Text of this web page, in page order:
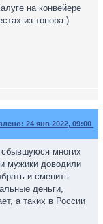
на конвейере
из топора )
24 янв 2022, 09:00
многих
мужики доводили
и сменить
деньги,
а таких в России